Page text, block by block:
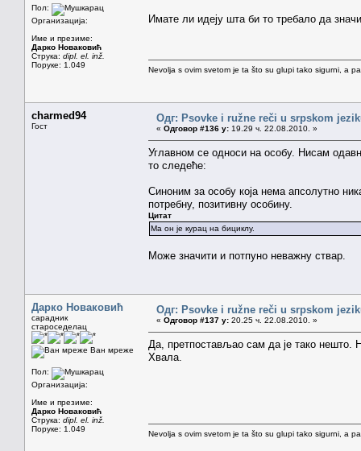
Пол:
Организација:
Име и презиме:
Дарко Новаковић
Струка: dipl. el. inž.
Поруке: 1.049
Имате ли идеју шта би то требало да
Nevolja s ovim svetom je ta što su glupi tako sigurni, a
charmed94
Гост
Одг: Psovke i ružne reči u srpskom
« Одговор #136 у: 19.29 ч. 22.08.2010. »
Углавном се односи на особу. Нисам
то следеће:
Синоним за особу која нема апсолутно
потребну, позитивну особину.
Цитат
Ма он је курац на бициклу.
Може значити и потпуно неважну ствар.
Дарко Новаковић
сарадник
староседелац
Ван мреже
Пол:
Организација:
Име и презиме:
Дарко Новаковић
Струка: dipl. el. inž.
Поруке: 1.049
Одг: Psovke i ružne reči u srpskom
« Одговор #137 у: 20.25 ч. 22.08.2010. »
Да, претпостављао сам да је тако нешто.
Хвала.
Nevolja s ovim svetom je ta što su glupi tako sigurni, a